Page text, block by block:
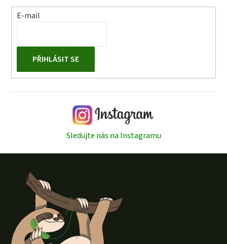
E-mail
PŘIHLÁSIT SE
Sledujte nás na Instagramu